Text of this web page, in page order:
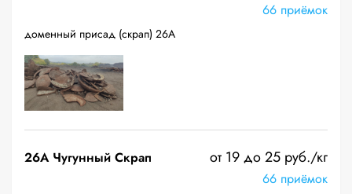
66 приёмок
доменный присад (скрап) 26А
26A Чугунный Скрап от 19 до 25 руб./кг
66 приёмок